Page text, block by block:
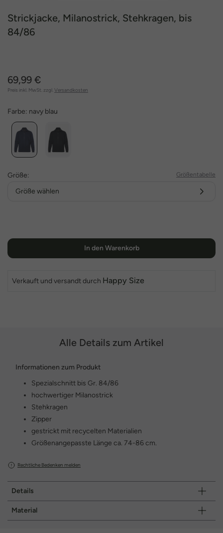
Strickjacke, Milanostrick, Stehkragen, bis
84/86
69,99 €
Preis inkl. MwSt. zzgl. Versandkosten
Farbe: navy blau
Größe: Größentabelle
Größe wählen
In den Warenkorb
Verkauft und versandt durch Happy Size
Alle Details zum Artikel
Informationen zum Produkt
Spezialschnitt bis Gr. 84/86
hochwertiger Milanostrick
Stehkragen
Zipper
gestrickt mit recycelten Materialien
Größenangepasste Länge ca. 74-86 cm.
Rechtliche Bedenken melden
Details
Material